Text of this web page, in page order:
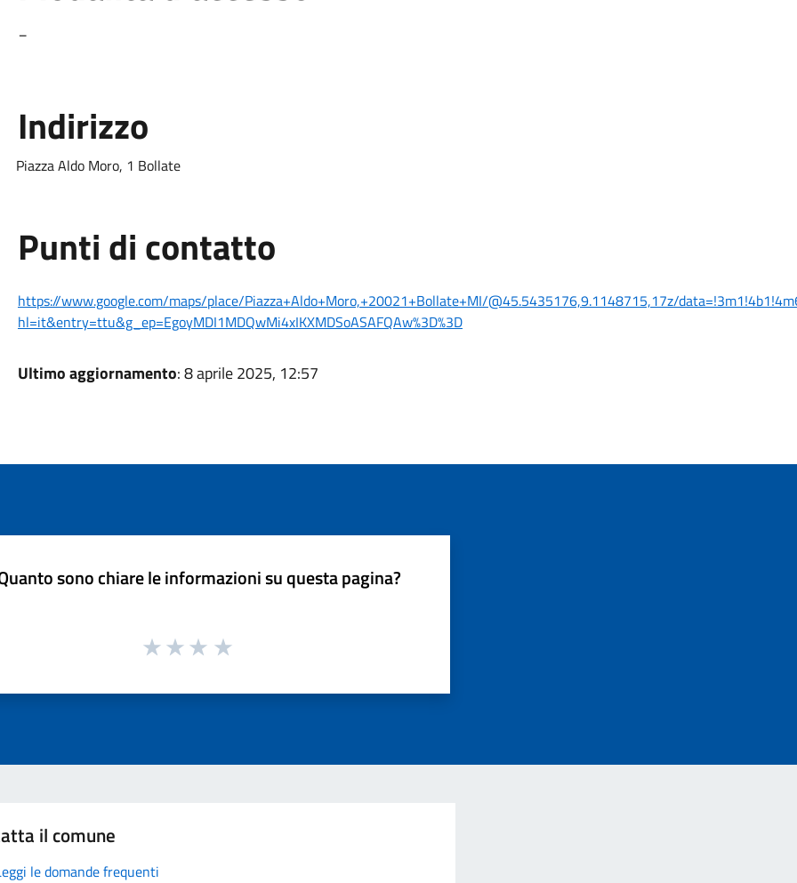
Indirizzo
Piazza Aldo Moro, 1 Bollate
Punti di contatto
https://www.google.com/maps/place/Piazza+Aldo+Moro,+20021+Bollate+MI/@45.5435176,9.1148715,17z/
hl=it&entry=ttu&g_ep=EgoyMDI1MDQwMi4xIKXMDSoASAFQAw%3D%3D
Ultimo aggiornamento: 8 aprile 2025, 12:57
sono chiare le informazioni su questa pagina?
il comune
le domande frequenti